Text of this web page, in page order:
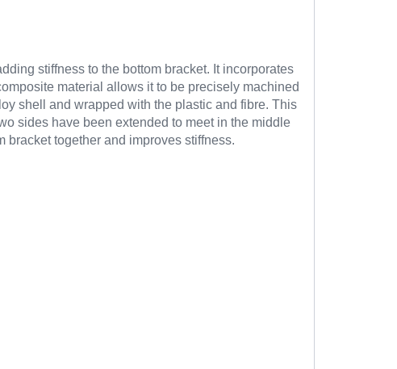
stiffness to the bottom bracket. It incorporates
material allows it to be precisely machined
shell and wrapped with the plastic and fibre. This
sides have been extended to meet in the middle
bracket together and improves stiffness.